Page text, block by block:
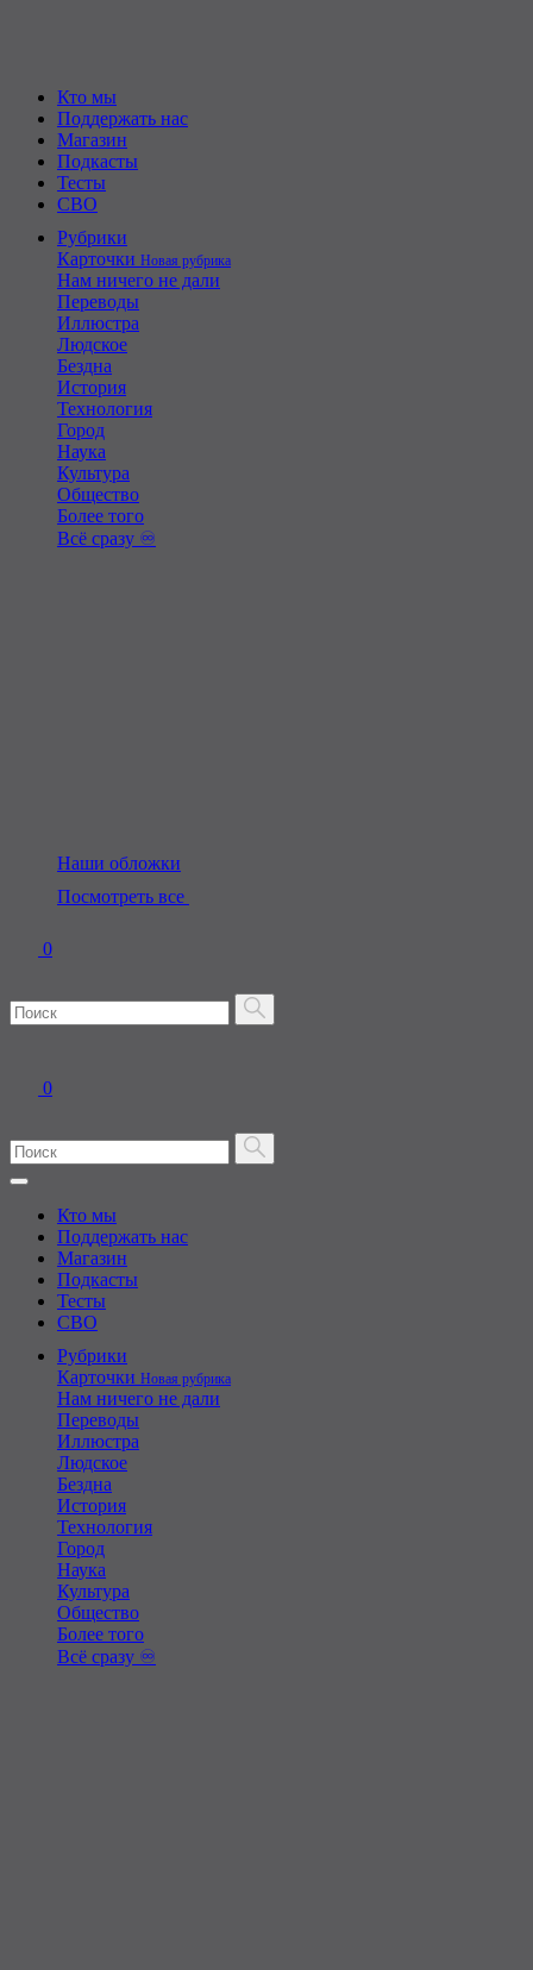
Кто мы
Поддержать нас
Магазин
Подкасты
Тесты
СВО
Рубрики
Карточки Новая рубрика
Нам ничего не дали
Переводы
Иллюстра
Людское
Бездна
История
Технология
Город
Наука
Культура
Общество
Более того
Всё сразу ♾️
Наши обложки
Посмотреть все
0
0
Кто мы
Поддержать нас
Магазин
Подкасты
Тесты
СВО
Рубрики
Карточки Новая рубрика
Нам ничего не дали
Переводы
Иллюстра
Людское
Бездна
История
Технология
Город
Наука
Культура
Общество
Более того
Всё сразу ♾️